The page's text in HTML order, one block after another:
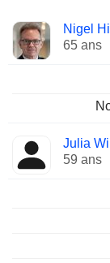
Administrateur
Nigel
65 ans
Julia
59 ans